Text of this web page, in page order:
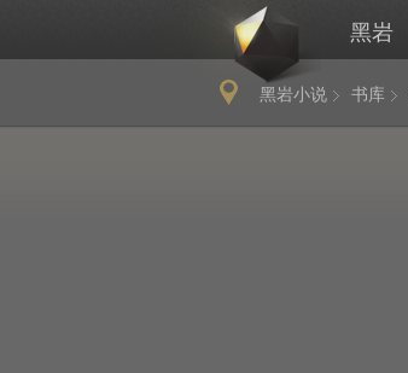
黑岩
黑岩小说 书库